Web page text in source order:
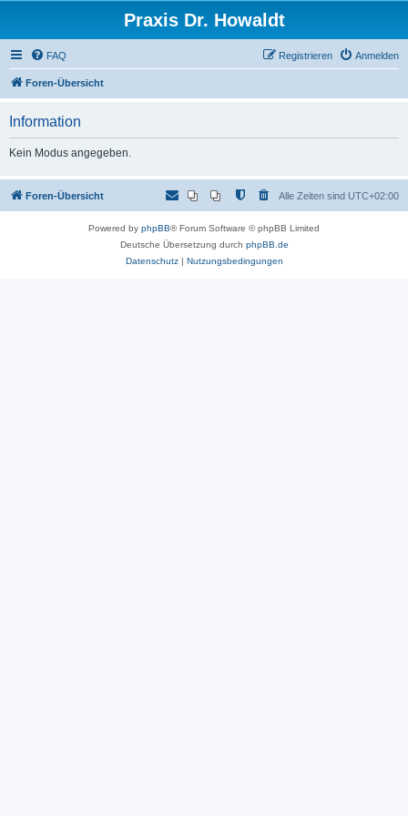
Praxis Dr. Howaldt
FAQ Anmelden
Registrieren
Foren-Übersicht
Information
Kein Modus angegeben.
Foren-Übersicht Alle Zeiten sind UTC+02:00
Powered by phpBB® Forum Software © phpBB Limited
Deutsche Übersetzung durch phpBB.de
Datenschutz| Nutzungsbedingungen